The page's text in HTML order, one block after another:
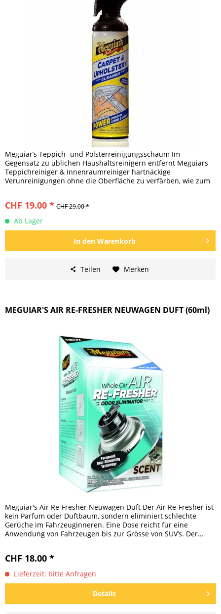
Meguiar’s Teppich- und Polsterreinigungsschaum Im
Gegensatz zu üblichen Haushaltsreinigern entfernt Meguiars
Teppichreiniger & Innenraumreiniger hartnäckige
Verunreinigungen ohne die Oberfläche zu verfärben, wie zum
CHF 19.00 * CHF 29.00 *
Ab Lager
In den Warenkorb
Teilen Merken
MEGUIAR'S AIR RE-FRESHER NEUWAGEN DUFT (60ml)
Meguiar's Air Re-Fresher Neuwagen Duft Der Air Re-Fresher ist
kein Parfum oder Duftbaum, sondern eliminiert schlechte
Gerüche im Fahrzeuginneren. Eine Dose reicht für eine
Anwendung von Fahrzeugen bis zur Grösse von SUV’s. Der...
CHF 18.00 *
Lieferzeit: bitte Anfragen
Details